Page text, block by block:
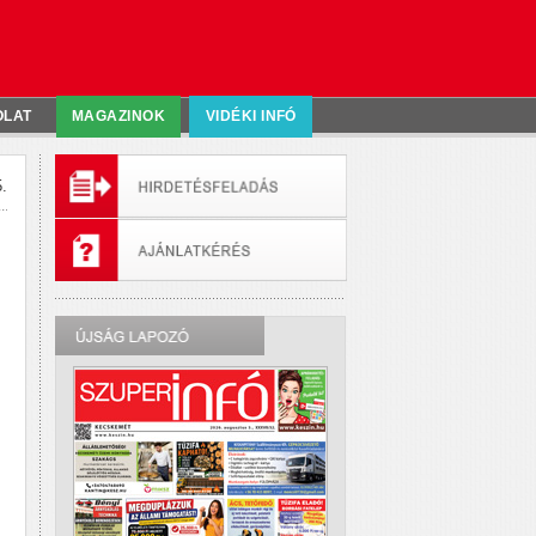
MAGAZINOK VIDÉKI INFÓ